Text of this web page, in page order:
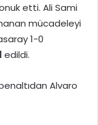
etti. Ali Sami
mücadeleyi
1-0
edildi.
Alvaro